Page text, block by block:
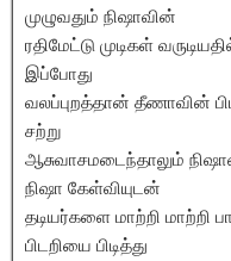
முழுவதும் நிஷாவின்
ரதிமேட்டு முடிகள்
இப்போது
வலப்புறத்தான் தீணாவின்
சற்று
ஆசுவாசமடைந்தாலும்
நிஷா கேள்வியுடன்
தடியர்களை மாற்றி மாற்றி
பிடறியை பிடித்து